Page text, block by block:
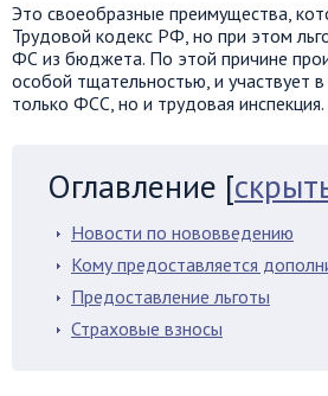
Это своеобразные преимущества,
Трудовой кодекс РФ, но при этом
ФС из бюджета. По этой причине
особой тщательностью, и участвует
только ФСС, но и трудовая инспекция.
Оглавление [
Новости по нововведению
Кому предоставляется
Предоставление льготы
Страховые взносы